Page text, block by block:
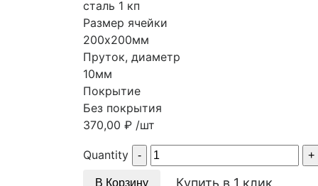
сталь 1 кп
Размер ячейки
200х200мм
Пруток, диаметр
10мм
Покрытие
Без покрытия
370,00 ₽ /шт
Quantity
В Корзину Купить в 1 клик